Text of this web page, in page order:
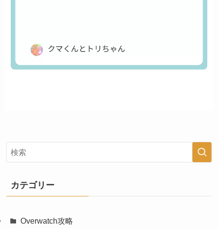
カテゴリー
Overwatch攻略